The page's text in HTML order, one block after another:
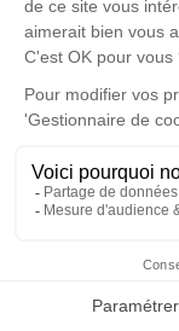
Faire-part
Bernadette
Un service de
disponible ici.
jeudi 21
Église